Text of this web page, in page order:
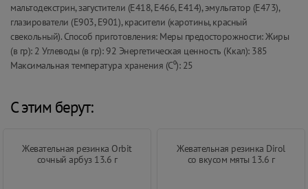
мальтодекстрин, загустители (Е418, Е466, Е414), эмульгатор (Е473),
глазирователи (Е903, Е901), красители (каротины, красный
свекольный). Способ приготовления: Меры предосторожности: Жиры
(в гр): 2 Углеводы (в гр): 92 Энергетическая ценность (Ккал): 385
Максимальная температура хранения (С⁰): 25
С этим берут:
Жевательная резинка Orbit
сочный арбуз 13.6 г
Жевательная резинка Dirol
со вкусом мяты 13.6 г